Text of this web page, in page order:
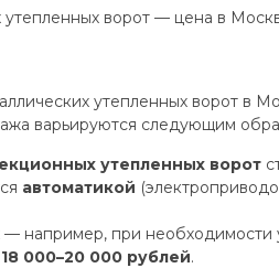
утепленных ворот — цена в
утепленных ворот в
варьируются следующим
утепленных ворот
автоматикой
— например, при
18 000–20 000 рублей.